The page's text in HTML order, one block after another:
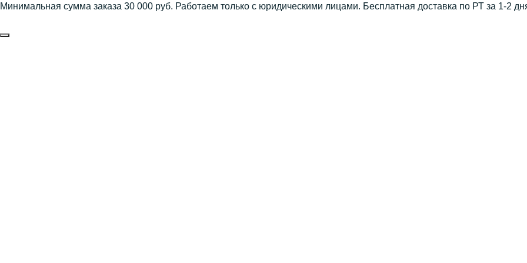
Минимальная сумма заказа 30 000 руб. Работаем только с юридическими лицами. Бесплатная доставка по РТ за 1-2